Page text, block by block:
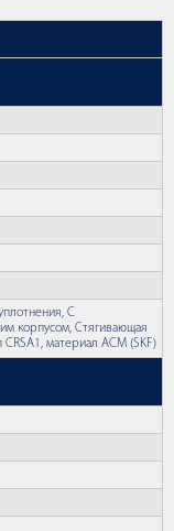
С
корпусом, Стягивающая
материал ACM (SKF)